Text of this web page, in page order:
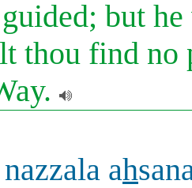
but
thou find no
ah